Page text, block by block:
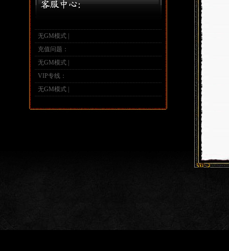
无GM模式 |
充值问题：
无GM模式 |
VIP专线：
无GM模式 |